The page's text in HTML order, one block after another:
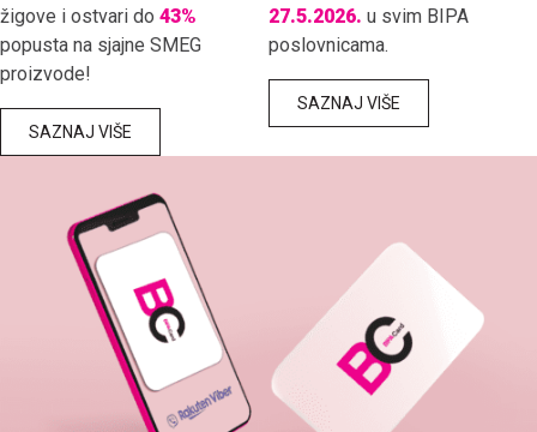
žigove i ostvari do 43%
popusta na sjajne SMEG
proizvode!
SAZNAJ VIŠE
27.5.2026. u svim BIPA
poslovnicama.
SAZNAJ VIŠE